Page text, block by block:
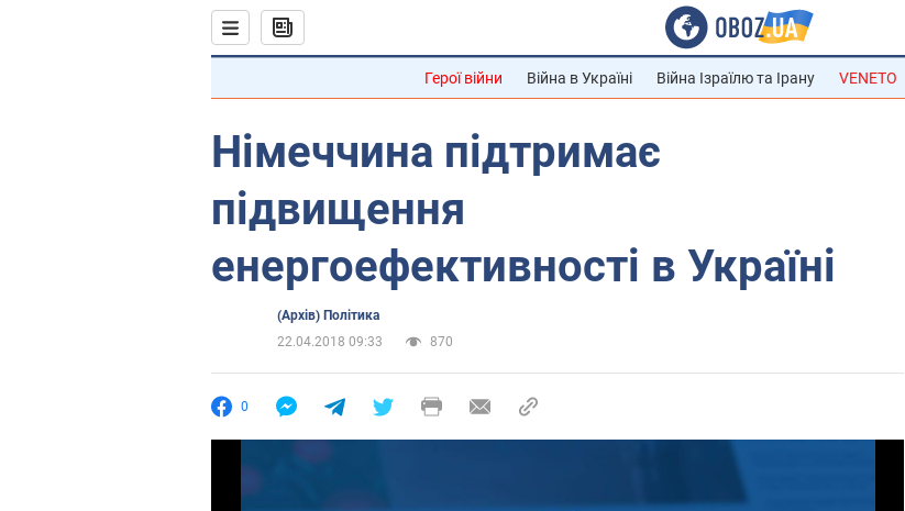
Герої війни Війна в Україні Війна Ізраїлю та Ірану VENETO
Німеччина підтримає
підвищення
енергоефективності в Україні
(Архів) Політика
22.04.2018 09:33
870
0